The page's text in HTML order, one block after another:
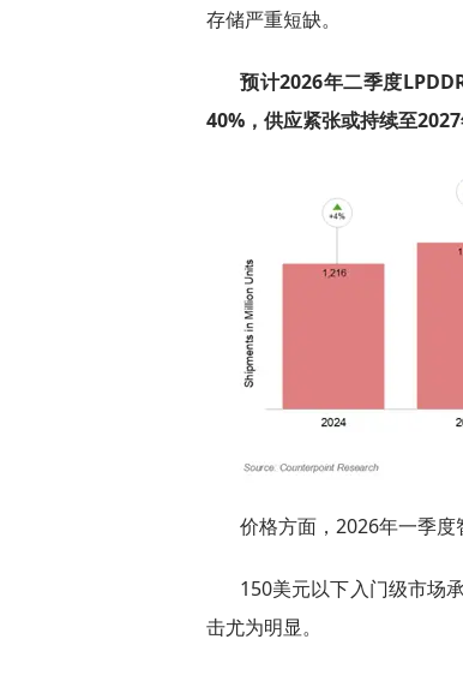
存储严重短缺。
预计2026年二季度
40%，供应紧张或持续至2027
价格方面，2026年一季度
150美元以下入门级市场
击尤为明显。